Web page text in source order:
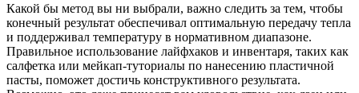
Какой бы метод вы ни выбрали, важно следить за тем, чтобы
конечный результат обеспечивал оптимальную передачу тепла
и поддерживал температуру в нормативном диапазоне.
Правильное использование лайфхаков и инвентаря, таких как
салфетка или мейкап-туториалы по нанесению пластичной
пасты, поможет достичь конструктивного результата.